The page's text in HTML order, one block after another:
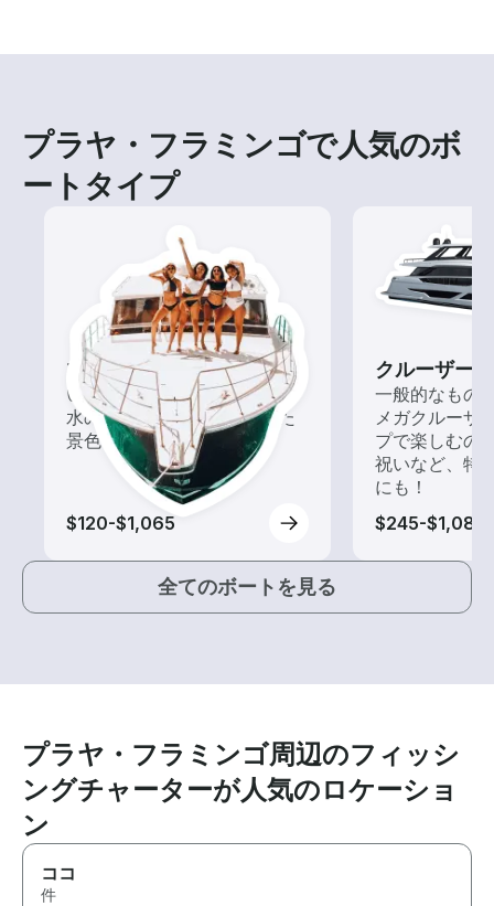
プラヤ・フラミンゴで人気のボ
ートタイプ
ツアー
いろんな再発見があるかも!?
水の上から眺める一味違った
景色を楽しもう！
$120-$1,065
クルーザー
一般的なもの
メガクルーザ
プで楽しむの
祝いなど、特
にも！
$245-$1,080
全てのボートを見る
プラヤ・フラミンゴ周辺のフィッシ
ングチャーターが人気のロケーショ
ン
ココ
件